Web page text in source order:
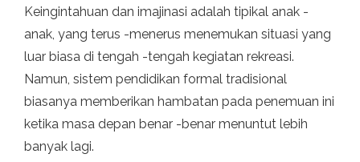
Keingintahuan dan imajinasi adalah tipikal anak -
anak, yang terus -menerus menemukan situasi yang
luar biasa di tengah -tengah kegiatan rekreasi.
Namun, sistem pendidikan formal tradisional
biasanya memberikan hambatan pada penemuan ini
ketika masa depan benar -benar menuntut lebih
banyak lagi.